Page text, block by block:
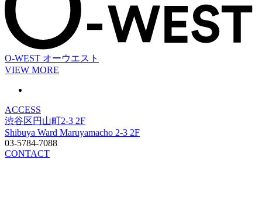
O-WEST オーウエスト
VIEW MORE
ACCESS
渋谷区円山町2-3 2F
Shibuya Ward Maruyamacho 2-3 2F
03-5784-7088
CONTACT